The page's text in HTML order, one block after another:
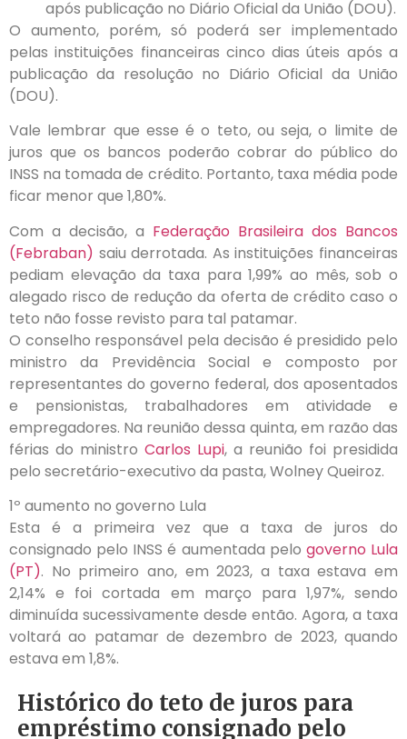
após publicação no Diário Oficial da União (DOU).
O aumento, porém, só poderá ser implementado
pelas instituições financeiras cinco dias úteis após a
publicação da resolução no Diário Oficial da União
(DOU).
Vale lembrar que esse é o teto, ou seja, o limite de
juros que os bancos poderão cobrar do público do
INSS na tomada de crédito. Portanto, taxa média pode
ficar menor que 1,80%.
Com a decisão, a Federação Brasileira dos Bancos
(Febraban) saiu derrotada. As instituições financeiras
pediam elevação da taxa para 1,99% ao mês, sob o
alegado risco de redução da oferta de crédito caso o
teto não fosse revisto para tal patamar.
O conselho responsável pela decisão é presidido pelo
ministro da Previdência Social e composto por
representantes do governo federal, dos aposentados
e pensionistas, trabalhadores em atividade e
empregadores. Na reunião dessa quinta, em razão das
férias do ministro Carlos Lupi, a reunião foi presidida
pelo secretário-executivo da pasta, Wolney Queiroz.
1º aumento no governo Lula
Esta é a primeira vez que a taxa de juros do
consignado pelo INSS é aumentada pelo governo Lula
(PT). No primeiro ano, em 2023, a taxa estava em
2,14% e foi cortada em março para 1,97%, sendo
diminuída sucessivamente desde então. Agora, a taxa
voltará ao patamar de dezembro de 2023, quando
estava em 1,8%.